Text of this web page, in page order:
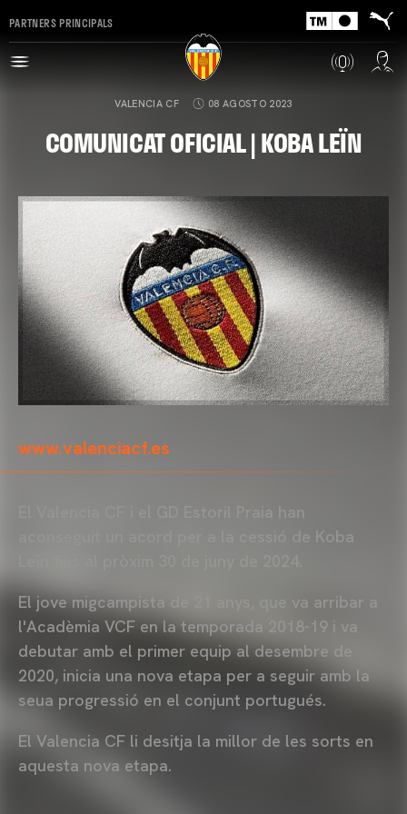
PARTNERS PRINCIPALS
VALENCIA CF 08 AGOSTO 2023
COMUNICAT OFICIAL | KOBA LEÏN
www.valenciacf.es
El Valencia CF i el GD Estoril Praia han
aconseguit un acord per a la cessió de Koba
El jove migcampista de 21 anys, que va arribar a
l'Acadèmia VCF en la temporada 2018-19 i va
debutar amb el primer equip al desembre de
2020, inicia una nova etapa per a seguir amb la
seua progressió en el conjunt portugués.
El Valencia CF li desitja la millor de les sorts en
aquesta nova etapa.